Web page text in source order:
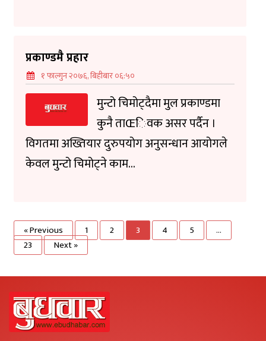
प्रकाण्डमै प्रहार
१ फाल्गुन २०७६, बिहीबार ०६:५०
मुन्टो चिमोट्दैमा मुल प्रकाण्डमा
कुनै ताŒिवक असर पर्दैन ।
विगतमा अख्तियार दुरुपयोग अनुसन्धान आयोगले
केवल मुन्टो चिमोट्ने काम...
« Previous 1 2 3 4 5
…
23
Next »